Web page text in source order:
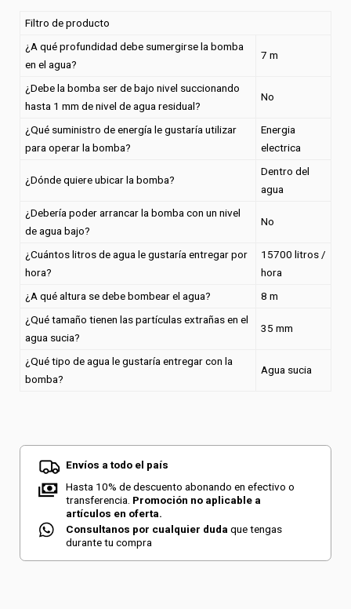
Filtro de producto
¿A qué profundidad debe sumergirse la bomba
en el agua?
7 m
¿Debe la bomba ser de bajo nivel succionando
hasta 1 mm de nivel de agua residual?
No
¿Qué suministro de energía le gustaría utilizar
para operar la bomba?
Energia
electrica
¿Dónde quiere ubicar la bomba?
Dentro del
agua
¿Debería poder arrancar la bomba con un nivel
de agua bajo?
No
¿Cuántos litros de agua le gustaría entregar por
hora?
15700 litros /
hora
¿A qué altura se debe bombear el agua?
8 m
¿Qué tamaño tienen las partículas extrañas en el
agua sucia?
35 mm
¿Qué tipo de agua le gustaría entregar con la
bomba?
Agua sucia
Envíos a todo el país
Hasta 10% de descuento abonando en efectivo o
transferencia. Promoción no aplicable a
artículos en oferta.
Consultanos por cualquier duda que tengas
durante tu compra